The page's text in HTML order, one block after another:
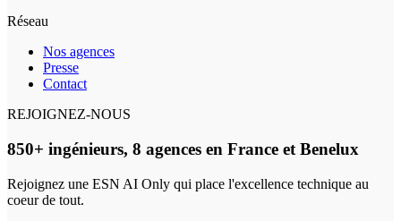
Réseau
Nos agences
Presse
Contact
REJOIGNEZ-NOUS
850+ ingénieurs, 8 agences en France et Benelux
Rejoignez une ESN AI Only qui place l'excellence technique au
coeur de tout.